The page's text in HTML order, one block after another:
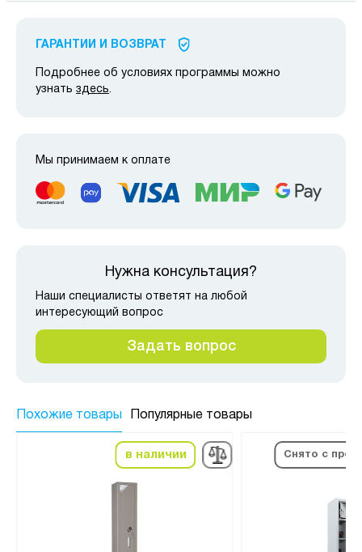
ГАРАНТИИ И ВОЗВРАТ
Подробнее об условиях программы можно
узнать здесь.
Мы принимаем к оплате
Нужна консультация?
Наши специалисты ответят на любой
интересующий вопрос
Задать вопрос
Похожие товары Популярные товары
в наличии Снято с